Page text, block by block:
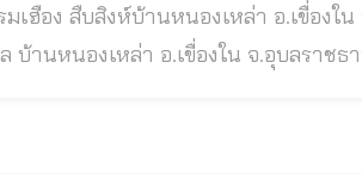
เฮือง สืบสิงห์บ้านหนองเหล่า อ.เขื่องใน
ล่า อ.เขื่องใน จ.อุบลราชธานี อาจารย์ธรรมเฮือง สืบสิงห์ ฆราวาสจอมขมังเวทย์แห่ง